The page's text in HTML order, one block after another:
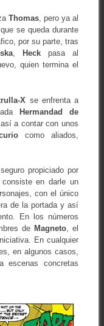
Thomas, pero ya al
se queda durante
por su parte, tras
, Heck pasa al
quien termina el
X se enfrenta a
Hermandad de
a contar con unos
como aliados,
propiciado por
en darle un
con el único
de la portada y así
En los números
de Magneto, el
En cualquier
en algunos casos,
escenas concretas